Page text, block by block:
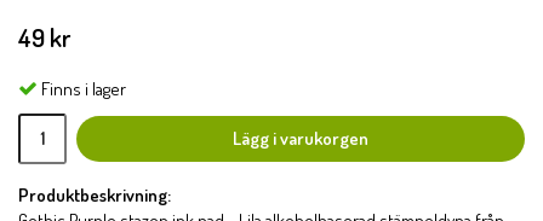
49 kr
Finns i lager
Lägg i varukorgen
Produktbeskrivning: